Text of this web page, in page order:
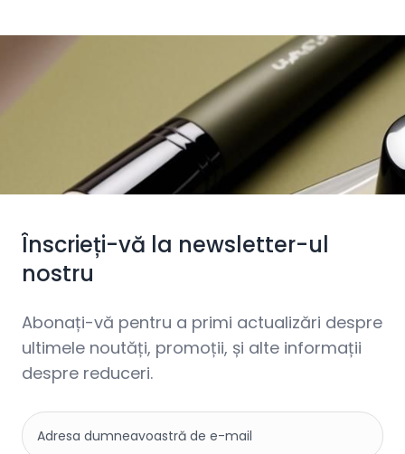
Înscrieți-vă la newsletter-ul
nostru
Abonați-vă pentru a primi actualizări despre
ultimele noutăți, promoții, și alte informații
despre reduceri.